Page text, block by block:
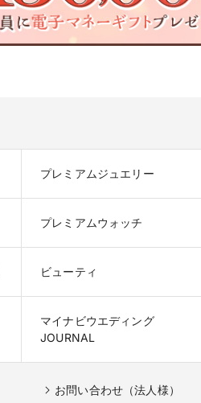
プレミアムジュエリー
プレミアムウォッチ
ビューティ
マイナビウエディング
JOURNAL
お問い合わせ（法人様）